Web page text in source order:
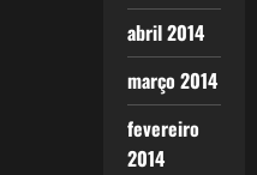
abril 2014
março 2014
fevereiro
2014